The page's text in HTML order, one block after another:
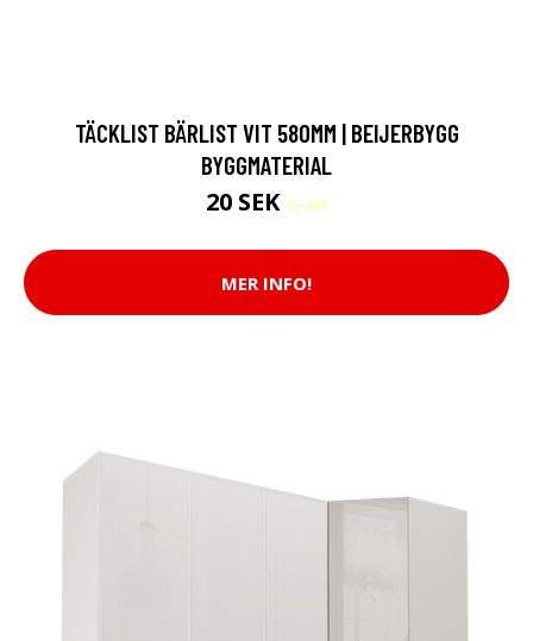
TÄCKLIST BÄRLIST VIT 580MM | BEIJERBYGG
BYGGMATERIAL
20 SEK25 SEK
MER INFO!